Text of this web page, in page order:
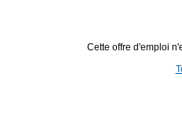
Cette offre d'emploi